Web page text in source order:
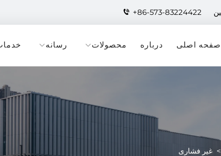
+86-573-83224422
صفحه اصلی درباره محصولات رسانه
> غیر فشاری